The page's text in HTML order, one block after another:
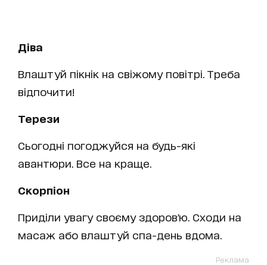
Діва
Влаштуй пікнік на свіжому повітрі. Треба
відпочити!
Терези
Сьогодні погоджуйся на будь-які
авантюри. Все на краще.
Скорпіон
Приділи увагу своєму здоров'ю. Сходи на
масаж або влаштуй спа-день вдома.
Реклама